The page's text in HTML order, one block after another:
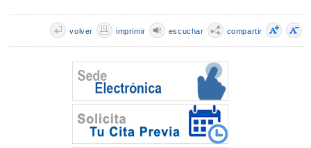
compartir
escuchar
imprimir
volver